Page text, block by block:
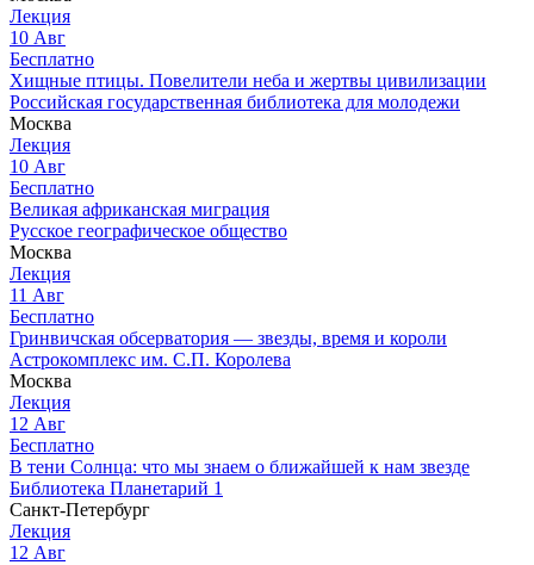
Лекция
10 Авг
Бесплатно
Хищные птицы. Повелители неба и жертвы цивилизации
Российская государственная библиотека для молодежи
Москва
Лекция
10 Авг
Бесплатно
Великая африканская миграция
Русское географическое общество
Москва
Лекция
11 Авг
Бесплатно
Гринвичская обсерватория — звезды, время и короли
Астрокомплекс им. С.П. Королева
Москва
Лекция
12 Авг
Бесплатно
В тени Солнца: что мы знаем о ближайшей к нам звезде
Библиотека Планетарий 1
Санкт-Петербург
Лекция
12 Авг